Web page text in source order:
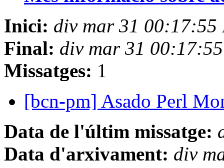
Inici: div mar 31 00:17:55
Final: div mar 31
Missatges: 1
[bcn-pm] Asado Perl
Data de l'últim missatge:
Data d'arxivament: div